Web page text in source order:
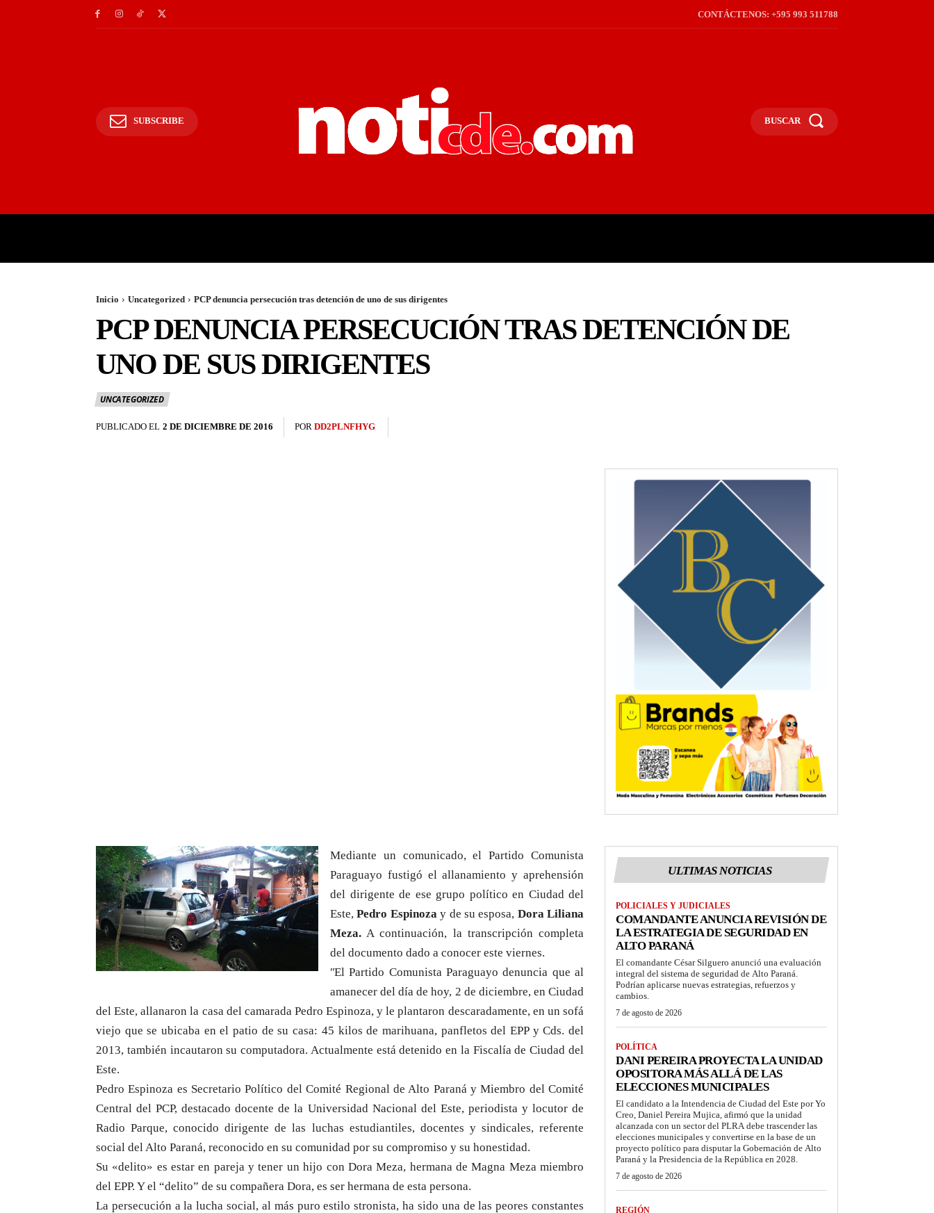
CONTÁCTENOS: +595 993 511788
SUBSCRIBE BUSCAR
Inicio Uncategorized PCP denuncia persecución tras detención de uno de sus dirigentes
PCP DENUNCIA PERSECUCIÓN TRAS DETENCIÓN DE
UNO DE SUS DIRIGENTES
UNCATEGORIZED
PUBLICADO EL 2 DE DICIEMBRE DE 2016 POR DD2PLNFHYG
Mediante un comunicado, el Partido Comunista
Paraguayo fustigó el allanamiento y aprehensión
del dirigente de ese grupo político en Ciudad del
Este,Pedro Espinozay de su esposa, Dora Liliana
Meza. A continuación, la transcripción completa
del documento dado a conocer este viernes.
ʺEl Partido Comunista Paraguayo denuncia que al
amanecer del día de hoy, 2 de diciembre, en Ciudad
del Este, allanaron la casa del camarada Pedro Espinoza, y le plantaron descaradamente, en un sofá
viejo que se ubicaba en el patio de su casa: 45 kilos de marihuana, panfletos del EPP y Cds. del
2013, también incautaron su computadora. Actualmente está detenido en la Fiscalía de Ciudad del
Este.
Pedro Espinoza es Secretario Político del Comité Regional de Alto Paraná y Miembro del Comité
Central del PCP, destacado docente de la Universidad Nacional del Este, periodista y locutor de
Radio Parque, conocido dirigente de las luchas estudiantiles, docentes y sindicales, referente
social del Alto Paraná, reconocido en su comunidad por su compromiso y su honestidad.
Su «delito» es estar en pareja y tener un hijo con Dora Meza, hermana de Magna Meza miembro
del EPP. Y el “delito” de su compañera Dora, es ser hermana de esta persona.
La persecución a la lucha social, al más puro estilo stronista, ha sido una de las peores constantes
ULTIMAS NOTICIAS
POLICIALES Y JUDICIALES
COMANDANTE ANUNCIA REVISIÓN DE
LA ESTRATEGIA DE SEGURIDAD EN
ALTO PARANÁ
El comandante César Silguero anunció una evaluación
integral del sistema de seguridad de Alto Paraná.
Podrían aplicarse nuevas estrategias, refuerzos y
cambios.
7 de agosto de 2026
POLÍTICA
DANI PEREIRA PROYECTA LA UNIDAD
OPOSITORA MÁS ALLÁ DE LAS
ELECCIONES MUNICIPALES
El candidato a la Intendencia de Ciudad del Este por Yo
Creo, Daniel Pereira Mujica, afirmó que la unidad
alcanzada con un sector del PLRA debe trascender las
elecciones municipales y convertirse en la base de un
proyecto político para disputar la Gobernación de Alto
Paraná y la Presidencia de la República en 2028.
7 de agosto de 2026
REGIÓN